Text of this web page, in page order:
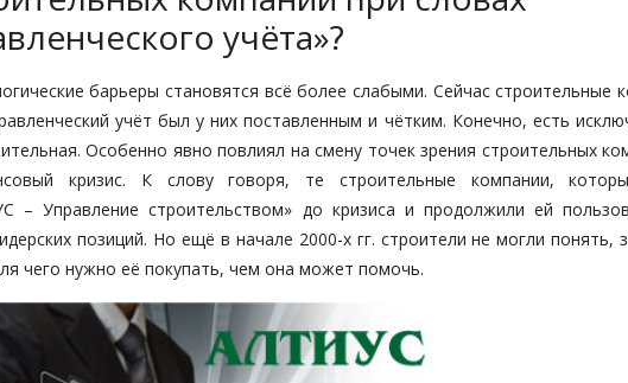
учёта»?
барьеры становятся всё более слабыми. Сейчас строительные
учёт был у них поставленным и чётким. Конечно, есть
Особенно явно повлиял на смену точек зрения строительных
кризис. К слову говоря, те строительные компании,
– Управление строительством» до кризиса и продолжили ей
позиций. Но ещё в начале 2000-х гг. строители не могли понять,
чего нужно её покупать, чем она может помочь.